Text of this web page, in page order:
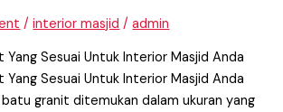
/interior masjid /admin
Yang Sesuai Untuk Interior Masjid Anda
Yang Sesuai Untuk Interior Masjid Anda
granit ditemukan dalam ukuran yang